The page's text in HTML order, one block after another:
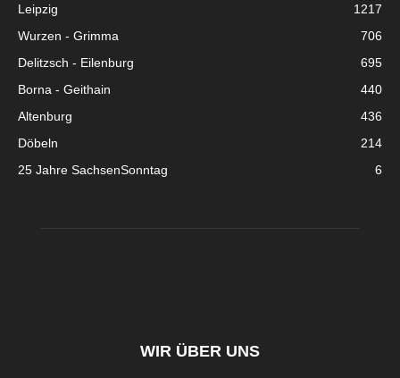
Leipzig
1217
Wurzen - Grimma
706
Delitzsch - Eilenburg
695
Borna - Geithain
440
Altenburg
436
Döbeln
214
25 Jahre SachsenSonntag
6
WIR ÜBER UNS